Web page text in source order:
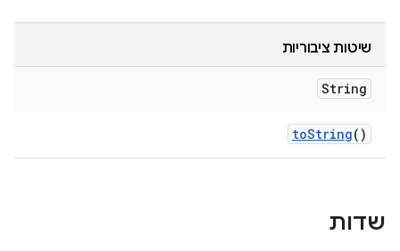
שיטות ציבוריות
String
toString()
שדות